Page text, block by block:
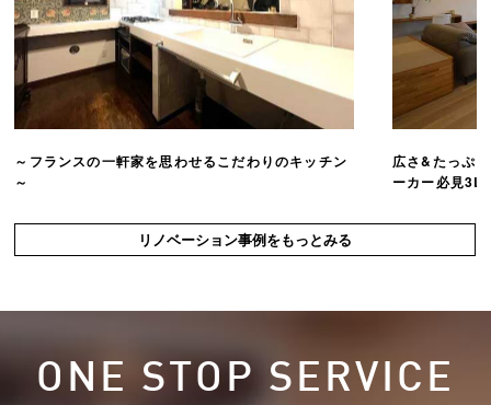
～フランスの一軒家を思わせるこだわりのキッチン
～
広さ&たっぷ
ーカー必見
リノベーション事例をもっとみる
ONE STOP SERVICE